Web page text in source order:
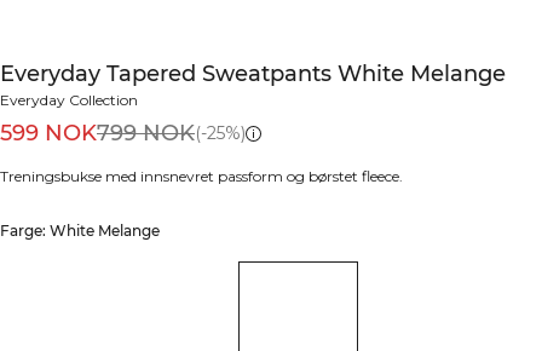
Everyday Tapered Sweatpants White Melange
Everyday Collection
599 NOK799 NOK(-25%)
Treningsbukse med innsnevret passform og børstet fleece.
Farge: White Melange